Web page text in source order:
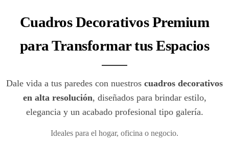
Cuadros Decorativos Premium
para Transformar tus Espacios
Dale vida a tus paredes con nuestros cuadros decorativos
en alta resolución, diseñados para brindar estilo,
elegancia y un acabado profesional tipo galería.
Ideales para el hogar, oficina o negocio.